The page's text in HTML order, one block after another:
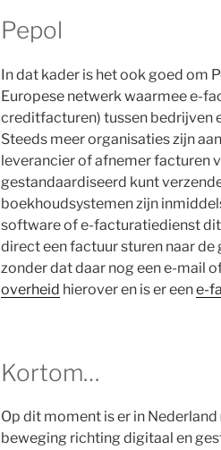
Pepol
In dat kader is het ook goed om
Europese netwerk waarmee e-
creditfacturen) tussen bedrijven
Steeds meer organisaties zijn
leverancier of afnemer facturen
gestandaardiseerd kunt
boekhoudsystemen zijn
software of e-facturatiedienst
direct een factuur sturen naar
zonder dat daar nog een e-mail
overheid hierover en is er eene-
Kortom…
Op dit moment is er in Nederland
beweging richting digitaal en